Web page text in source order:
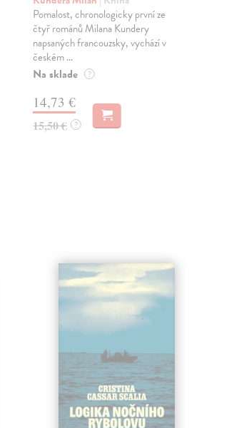
Pomalost, chronologicky první ze
čtyř románů Milana Kundery
napsaných francouzsky, vychází v
českém ...
Na sklade ?
14,73 €
15,50 € ?